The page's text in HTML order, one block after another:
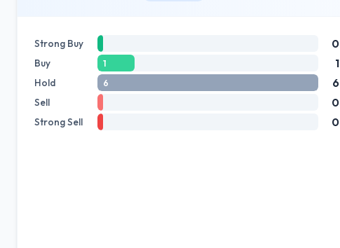
Strong Buy 0
Buy 1 1
Hold 6 6
Sell 0
Strong Sell 0